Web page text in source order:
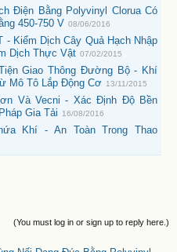
Điện Bằng Polyvinyl Clorua Có
450-750 V 08/06/2016
- Kiểm Dịch Cây Quả Hạch Nhập
Dịch Thực Vật 07/02/2015
Giao Thông Đường Bộ - Khí
Mô Tô Lắp Động Cơ 13/11/2015
Và Vecni - Xác Định Độ Bền
Gia Tải
16/08/2016
Khí - An Toàn Trong Thao
(You must log in or sign up to reply here.)